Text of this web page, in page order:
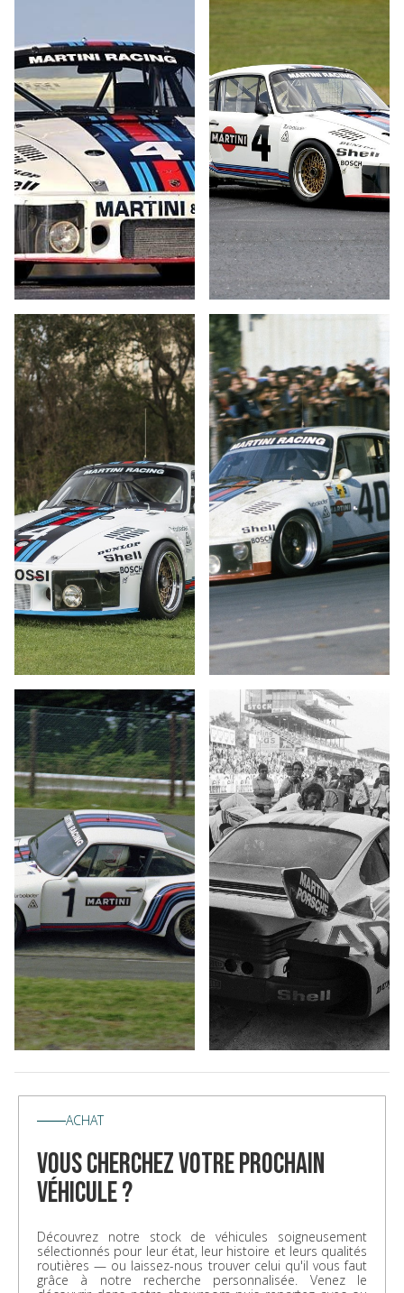
ACHAT
vous cherchez votre prochain
véhicule ?
Découvrez notre stock de véhicules soigneusement
sélectionnés pour leur état, leur histoire et leurs qualités
routières — ou laissez-nous trouver celui qu'il vous faut
grâce à notre recherche personnalisée. Venez le